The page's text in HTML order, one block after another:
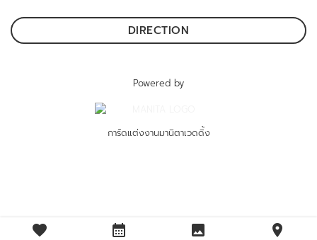
DIRECTION
Powered by
การ์ดแต่งงานมานิตาเวดดิ้ง
favorite calendar_month image location_on